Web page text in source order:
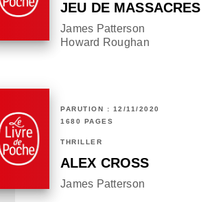
JEU DE MASSACRES
James Patterson
Howard Roughan
PARUTION : 12/11/2020
1680 PAGES
THRILLER
ALEX CROSS
James Patterson